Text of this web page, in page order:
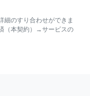
細のすり合わせができま
（本契約）→サービスの